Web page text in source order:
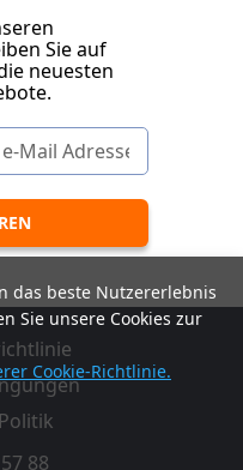
das beste Nutzererlebnis
Sie unsere Cookies zur
Cookie-Richtlinie.
Sie auf
neuesten
88